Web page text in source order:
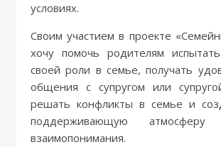
условиях.
Своим участием в проекте
хочу помочь родителям
своей роли в семье, получать
общения с супругом или
решать конфликты в семье и
поддерживающую
взаимопонимания.